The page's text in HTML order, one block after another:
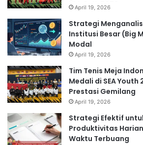
April 19, 2026
Strategi
Institusi Besar (Big
Modal
April 19, 2026
Tim Tenis Meja
Medali di SEA Youth
Prestasi Gemilang
April 19, 2026
Strategi Efektif
Produktivitas
Waktu Terbuang